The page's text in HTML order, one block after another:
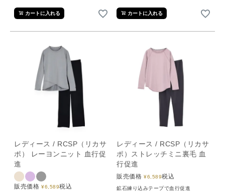
カートに入れる カートに入れる
レディース / RCSP（リカサ
ポ） レーヨンニット 血行促
進
販売価格 ¥6,589税込
レディース / RCSP（リカサ
ポ）ストレッチミニ裏毛 血
行促進
販売価格 ¥6,589税込
鉱石練り込みテープで血行促進